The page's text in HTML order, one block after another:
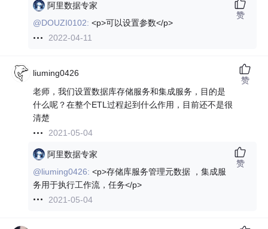
阿里数据专家
@DOUZI0102:<p>可以设置参数</p>
2022-04-11
赞
liuming0426
老师，我们设置数据库存储服务和集成服务，目的是
什么呢？在整个ETL过程起到什么作用，目前还不是很
清楚
2021-05-04
赞
阿里数据专家
@liuming0426:<p>存储库服务管理元数据 ，集成服
务用于执行工作流，任务</p>
2021-05-04
赞